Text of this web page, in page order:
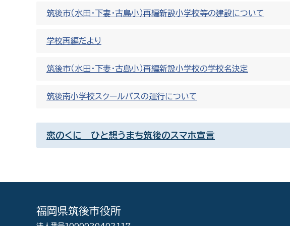
筑後市（水田・下妻・古島小）再編新設小学校等の建設について
学校再編だより
筑後市（水田・下妻・古島小）再編新設小学校の学校名決定
筑後南小学校スクールバスの運行について
恋のくに ひと想うまち筑後のスマホ宣言
福岡県筑後市役所